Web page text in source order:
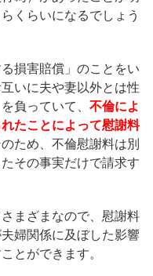
くらいになるでしょう
損害賠償」のことをい
いに夫や妻以外とは性
負っていて、 不倫によ
たことによって慰謝料
ため、不倫慰謝料は別
その事実だけで請求す
まざまなので、慰謝料
婦関係に及ぼした影響
とができます。